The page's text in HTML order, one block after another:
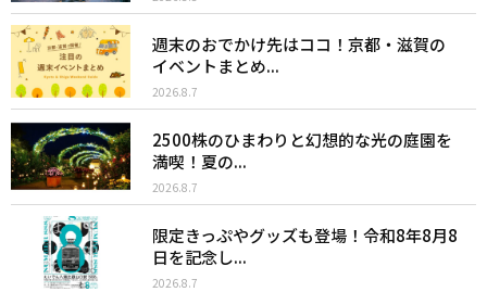
週末のおでかけ先はココ！京都・滋賀の
イベントまとめ...
2026.8.7
2500株のひまわりと幻想的な光の庭園を
満喫！夏の...
2026.8.7
限定きっぷやグッズも登場！令和8年8月8
日を記念し...
2026.8.7